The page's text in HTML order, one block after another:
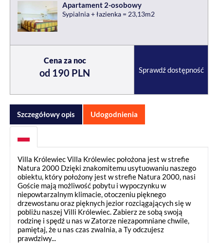
Apartament 2-osobowy
Sypialnia + łazienka = 23,13m2
Cena za noc
od 190 PLN Sprawdź dostępność
Szczegółowy opis Udogodnienia
Villa Królewiec Villa Królewiec położona jest w strefie
Natura 2000 Dzięki znakomitemu usytuowaniu naszego
obiektu, który położony jest w strefie Natura 2000, nasi
Goście mają możliwość pobytu i wypoczynku w
niepowtarzalnym klimacie, otoczeniu pięknego
drzewostanu oraz pięknych jezior rozciągających się w
pobliżu naszej Villi Królewiec. Zabierz ze sobą swoją
rodzinę i spędź u nas w Zatorze niezapomniane chwile,
pamiętaj, że u nas czas zwalnia, a Ty odczujesz
prawdziwy...